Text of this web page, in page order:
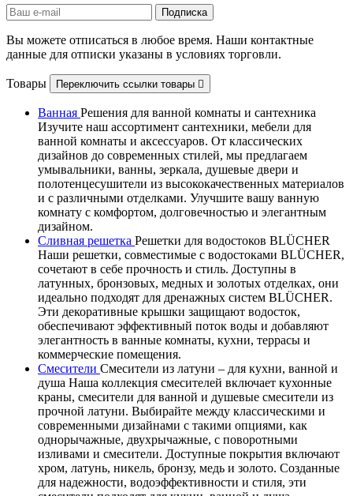
Вы можете отписаться в любое время. Наши контактные
данные для отписки указаны в условиях торговли.
Товары Переключить ссылки товары 
Ванная Решения для ванной комнаты и сантехника
Изучите наш ассортимент сантехники, мебели для
ванной комнаты и аксессуаров. От классических
дизайнов до современных стилей, мы предлагаем
умывальники, ванны, зеркала, душевые двери и
полотенцесушители из высококачественных материалов
и с различными отделками. Улучшите вашу ванную
комнату с комфортом, долговечностью и элегантным
дизайном.
Сливная решетка Решетки для водостоков BLÜCHER
Наши решетки, совместимые с водостоками BLÜCHER,
сочетают в себе прочность и стиль. Доступны в
латунных, бронзовых, медных и золотых отделках, они
идеально подходят для дренажных систем BLÜCHER.
Эти декоративные крышки защищают водосток,
обеспечивают эффективный поток воды и добавляют
элегантность в ванные комнаты, кухни, террасы и
коммерческие помещения.
Смесители Смесители из латуни – для кухни, ванной и
душа Наша коллекция смесителей включает кухонные
краны, смесители для ванной и душевые смесители из
прочной латуни. Выбирайте между классическими и
современными дизайнами с такими опциями, как
однорычажные, двухрычажные, с поворотными
изливами и смесители. Доступные покрытия включают
хром, латунь, никель, бронзу, медь и золото. Созданные
для надежности, водоэффективности и стиля, эти